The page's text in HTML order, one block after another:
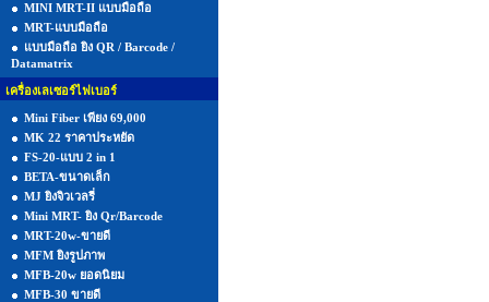
MINI MRT-II แบบมือถือ
MRT-แบบมือถือ
แบบมือถือ ยิง QR / Barcode /
Datamatrix
เครื่องเลเซอร์ไฟเบอร์
Mini Fiber เพียง 69,000
MK 22 ราคาประหยัด
FS-20-แบบ 2 in 1
BETA-ขนาดเล็ก
MJ ยิงจิวเวลรี่
Mini MRT- ยิง Qr/Barcode
MRT-20w-ขายดี
MFM ยิงรูปภาพ
MFB-20w ยอดนิยม
MFB-30 ขายดี